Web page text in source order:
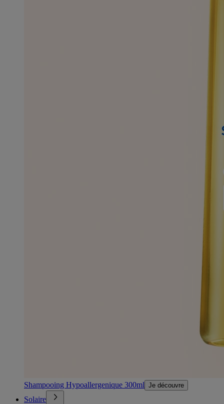
Shampooing Hypoallergenique 300ml Je découvre
Solaire